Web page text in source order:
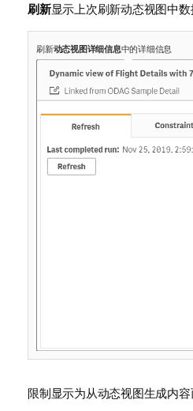
刷新显示上次刷新动态视图中数
刷新动态视图详细信息中的详细信息
限制显示为从动态视图生成内